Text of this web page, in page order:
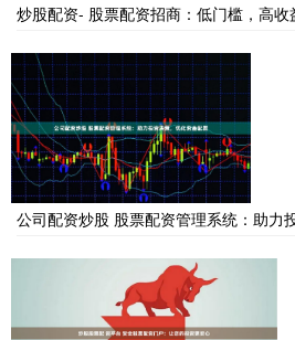
炒股配资- 股票配资招商：低门槛，高
公司配资炒股 股票配资管理系统：助力